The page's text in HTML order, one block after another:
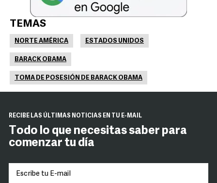
TEMAS
NORTE AMÉRICA ESTADOS UNIDOS
BARACK OBAMA
TOMA DE POSESIÓN DE BARACK OBAMA
RECIBE LAS ÚLTIMAS NOTICIAS EN TU E-MAIL
Todo lo que necesitas saber para
comenzar tu día